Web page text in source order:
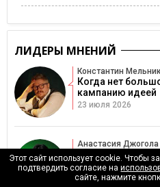
ЛИДЕРЫ МНЕНИЙ
Константин
Когда нет
кампанию идеей
23 июля 2026
Анастасия Джогола
Когда
риском для
16 июля 2026
Этот сайт использует cookie. Чтобы
подтвердить согласие на
сайте, нажмите